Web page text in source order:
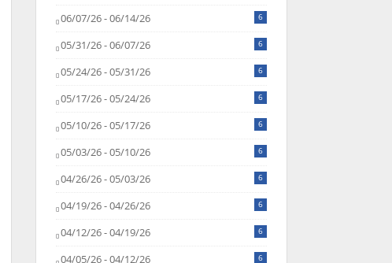
06/07/26 - 06/14/26 6
05/31/26 - 06/07/26 6
05/24/26 - 05/31/26 6
05/17/26 - 05/24/26 6
05/10/26 - 05/17/26 6
05/03/26 - 05/10/26 6
04/26/26 - 05/03/26 6
04/19/26 - 04/26/26 6
04/12/26 - 04/19/26 6
04/05/26 - 04/12/26 6